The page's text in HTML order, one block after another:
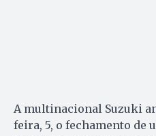
A multinacional Suzuki
feira, 5, o fechamento de